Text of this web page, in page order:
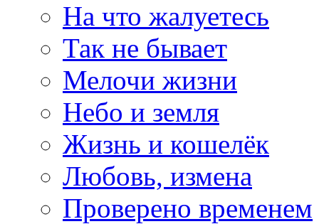
На что жалуетесь
Так не бывает
Мелочи жизни
Небо и земля
Жизнь и кошелёк
Любовь, измена
Проверено временем